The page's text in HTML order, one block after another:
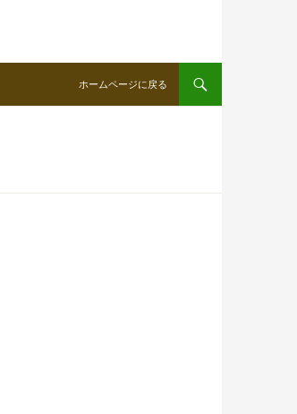
ホームページに戻る